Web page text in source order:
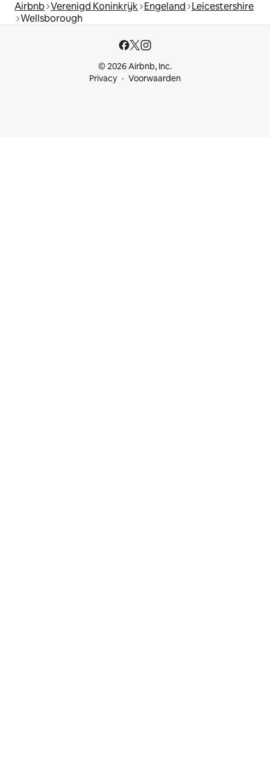
Airbnb Verenigd Koninkrijk Engeland Leicestershire
Wellsborough
© 2026 Airbnb, Inc.
Privacy
Voorwaarden